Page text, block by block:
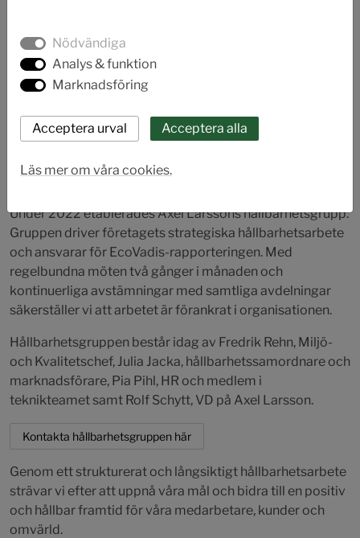
För att nå våra hållbarhetsmål arbetar hela
organisationen tillsammans, varje avdelning har specifika
KPI:er som vi mäter och följer upp. Vi rapporterar vårt
oberoende plattform som bedömer över 100 000
företag världen över.Vi är stolta över att ha tilldelats en
bronsmedalj
, vilket bekräftar att vi är på rätt väg i vårt
arbete för en hållbar framtid.
Under 2022 etablerades Axel Larssons hållbarhetsgrupp.
Gruppen driver företagets strategiska hållbarhetsarbete
och ansvarar för EcoVadis-rapporteringen. Med
regelbundna möten två gånger i månaden och
kontinuerliga avstämningar med samtliga avdelningar
säkerställer vi att arbetet är förankrat i organisationen.
Hållbarhetsgruppen består idag av Fredrik Rehn, Miljö-
och Kvalitetschef, Julia Jacka, hållbarhetssamordnare och
marknadsförare, Pia Pihl, HR och medlem i
teknikteamet samt Rolf Schytt, VD på Axel Larsson.
Kontakta hållbarhetsgruppen här
Genom ett strukturerat och långsiktigt hållbarhetsarbete
strävar vi efter att uppnå våra mål och bidra till en positiv
och hållbar framtid för våra medarbetare, kunder och
omvärld.
Nödvändiga
Analys & funktion
Marknadsföring
Läs mer om våra cookies.